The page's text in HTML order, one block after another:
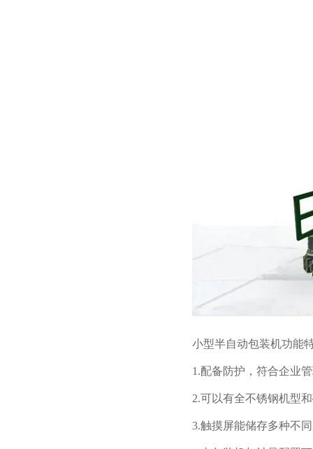
小型半自动包装机功能
1.配备防护，符合企业
2.可以有全不锈钢机型
3.触摸屏能储存多种不